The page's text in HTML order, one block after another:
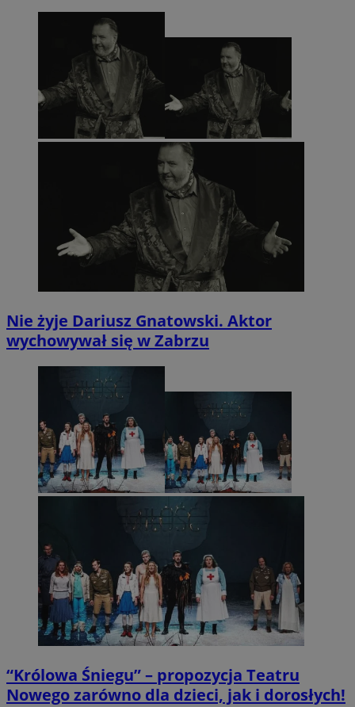
Nie żyje Dariusz Gnatowski. Aktor
wychowywał się w Zabrzu
“Królowa Śniegu” – propozycja Teatru
Nowego zarówno dla dzieci, jak i dorosłych!